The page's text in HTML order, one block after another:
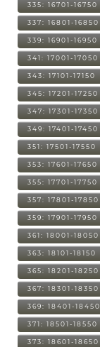
335: 16701-16750
337: 16801-16850
339: 16901-16950
341: 17001-17050
343: 17101-17150
345: 17201-17250
347: 17301-17350
349: 17401-17450
351: 17501-17550
353: 17601-17650
355: 17701-17750
357: 17801-17850
359: 17901-17950
361: 18001-18050
363: 18101-18150
365: 18201-18250
367: 18301-18350
369: 18401-18450
371: 18501-18550
373: 18601-18650